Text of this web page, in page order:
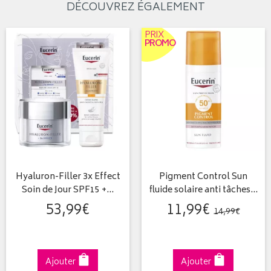
DÉCOUVREZ ÉGALEMENT
Hyaluron-Filler 3x Effect
Soin de Jour SPF15 +…
53,99€
Ajouter
PRIX
PROMO
Pigment Control Sun
fluide solaire anti tâches…
11,99€ 14,99€
Ajouter